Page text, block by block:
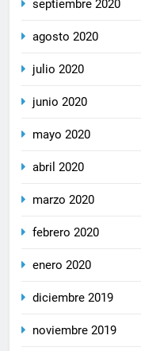
septiembre 2020
agosto 2020
julio 2020
junio 2020
mayo 2020
abril 2020
marzo 2020
febrero 2020
enero 2020
diciembre 2019
noviembre 2019